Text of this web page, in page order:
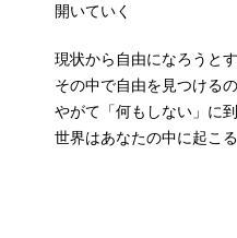
開いていく
現状から自由になろうと
その中で自由を見つける
やがて「何もしない」に
世界はあなたの中に起こる